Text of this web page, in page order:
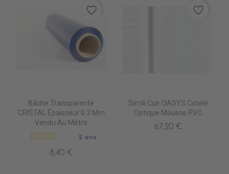
Bâche Transparente
CRISTAL Épaisseur 0.3 Mm
Vendu Au Mètre
2 avis
8,40 €
favorite_border
Simili Cuir OASYS Cotelé
Optique Mousse PVC
67,20 €
favorite_border